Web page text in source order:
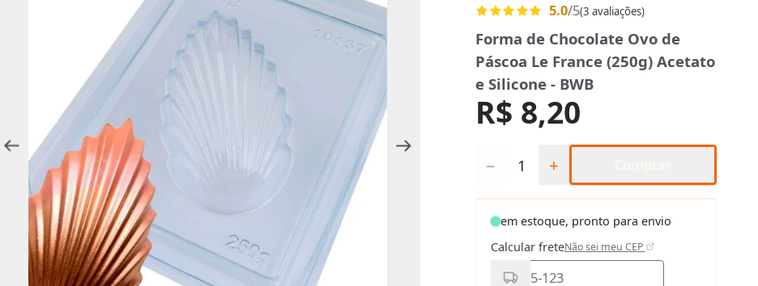
5.0/5(3 avaliações)
Forma de Chocolate Ovo de
Páscoa Le France (250g) Acetato
e Silicone - BWB
R$ 8,20
− +
em estoque, pronto para envio
Calcular freteNão sei meu CEP